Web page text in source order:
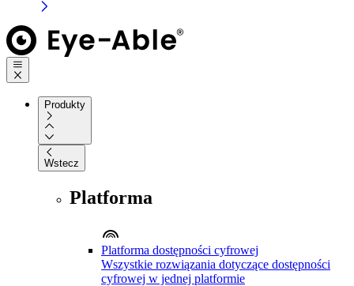
Produkty
Wstecz
Platforma
Platforma dostępności cyfrowej
Wszystkie rozwiązania dotyczące dostępności
cyfrowej w jednej platformie